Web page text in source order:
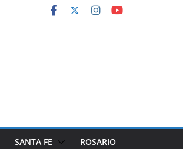
SANTA FE ROSARIO